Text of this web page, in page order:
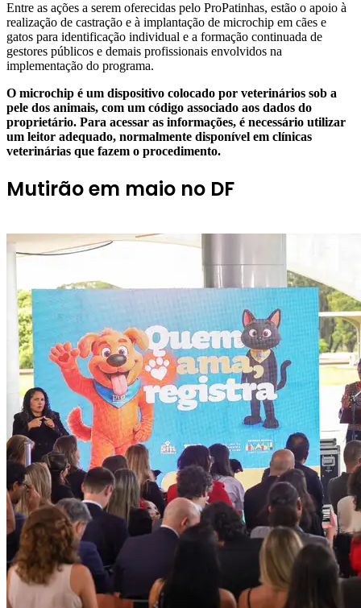
Entre as ações a serem oferecidas pelo ProPatinhas, estão o apoio à
realização de castração e à implantação de microchip em cães e
gatos para identificação individual e a formação continuada de
gestores públicos e demais profissionais envolvidos na
implementação do programa.
O microchip é um dispositivo colocado por veterinários sob a
pele dos animais, com um código associado aos dados do
proprietário. Para acessar as informações, é necessário utilizar
um leitor adequado, normalmente disponível em clínicas
veterinárias que fazem o procedimento.
Mutirão em maio no DF